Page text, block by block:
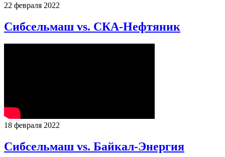
22 февраля 2022
Сибсельмаш vs. СКА-Нефтяник
18 февраля 2022
Сибсельмаш vs. Байкал-Энергия